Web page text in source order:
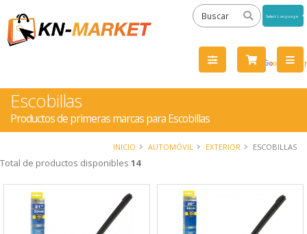
by
Escobillas
Productos de primeras marcas para Escobillas
INICIO AUTOMÓVIL EXTERIOR ESCOBILLAS
Total de productos disponibles 14